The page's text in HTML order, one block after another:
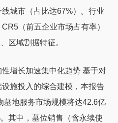
城市（占比达67%）。行业
（前五企业市场占有率）
区域割据特征。
增长加速集中化趋势 基于对
施投入的综合建模，本报告
墓地服务市场规模将达42.6亿
其中，墓位销售（含永续使